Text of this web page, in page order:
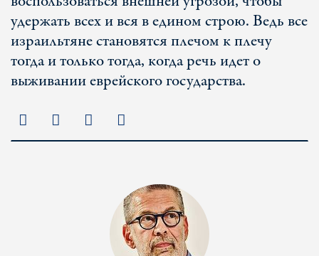
удержать всех и вся в едином строю. Ведь все
израильтяне становятся плечом к плечу
тогда и только тогда, когда речь идет о
выживании еврейского государства.